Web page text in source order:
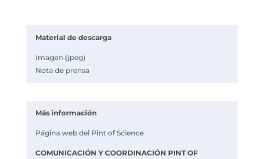
Material de descarga
Imagen (jpeg)
Nota de prensa
Más información
Página web del Pint of Science
COMUNICACIÓN Y COORDINACIÓN PINT OF